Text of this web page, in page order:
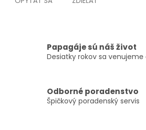
Papagáje sú náš život
Desiatky rokov sa
Odborné poradenstvo
Špičkový poradenský servis